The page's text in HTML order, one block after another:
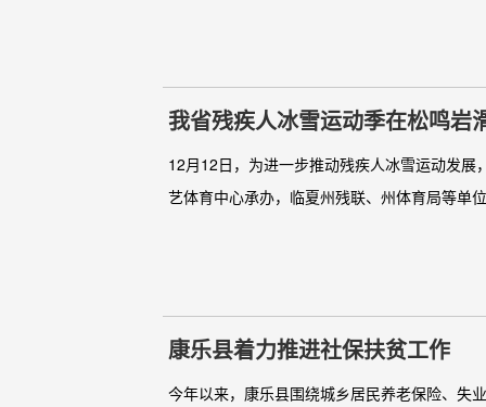
我省残疾人冰雪运动季在松鸣岩
12月12日，为进一步推动残疾人冰雪运动发
艺体育中心承办，临夏州残联、州体育局等单
康乐县着力推进社保扶贫工作
今年以来，康乐县围绕城乡居民养老保险、失